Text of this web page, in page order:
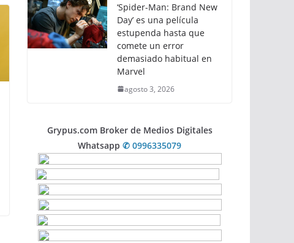
‘Spider-Man: Brand New
Day’ es una película
estupenda hasta que
comete un error
demasiado habitual en
Marvel
agosto 3, 2026
Grypus.com Broker de Medios Digitales
Whatsapp ✆ 0996335079